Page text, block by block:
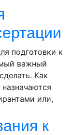
подготовки к
важный
Как
или,
к